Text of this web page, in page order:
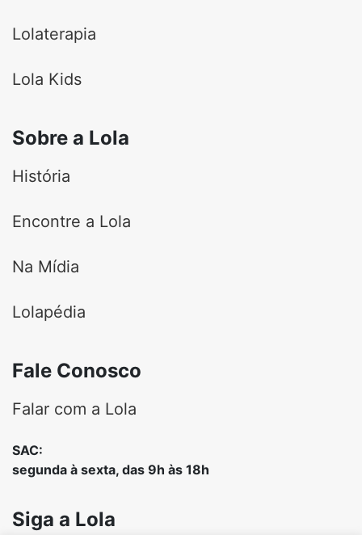
Lolaterapia
Lola Kids
Sobre a Lola
História
Encontre a Lola
Na Mídia
Lolapédia
Fale Conosco
Falar com a Lola
SAC:
segunda à sexta, das 9h às 18h
Siga a Lola